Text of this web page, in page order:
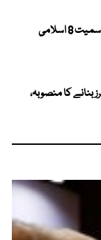
غزہ میں اسرائیلی کارروائیوں پر پاکستان سمیت 8 اسلامی
بنانے کا منصوبہ،